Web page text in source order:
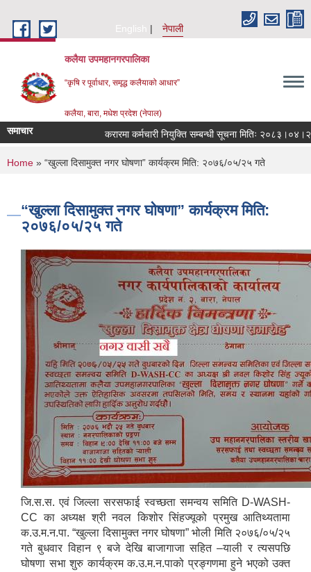
English
नेपाली
कलैया उपमहानगरपालिका
“कृषि र पूर्वाधार, समृद्ध कलैयाको आधार”
कलैया, बारा, मधेश प्रदेश (नेपाल)
समाचार करारमा कर्मचारी नियुक्ति सम्बन्धी सूचना मितिः २०८३।०४।२१
You are here
Home » “खुल्ला दिसामुक्त नगर घोषणा” कार्यक्रम मिति: २०७६/०५/२५ गते
“खुल्ला दिसामुक्त नगर घोषणा” कार्यक्रम मिति:
२०७६/०५/२५ गते
जि.स.स. एवं जिल्ला सरसफाई स्वच्छता समन्वय समिति D-WASH-
CC का अध्यक्ष श्री नवल किशोर सिंहज्यूको प्रमुख आतिथ्यतामा
क.उ.म.न.पा. “खुल्ला दिसामुक्त नगर घोषणा” भोली मिति २०७६/०५/२५
गते बुधवार विहान ९ बजे देखि बाजागाजा सहित –याली र त्यसपछि
घोषणा सभा शुरु कार्यक्रम क.उ.म.न.पाको प्रङ्गणमा हुने भएको उक्त